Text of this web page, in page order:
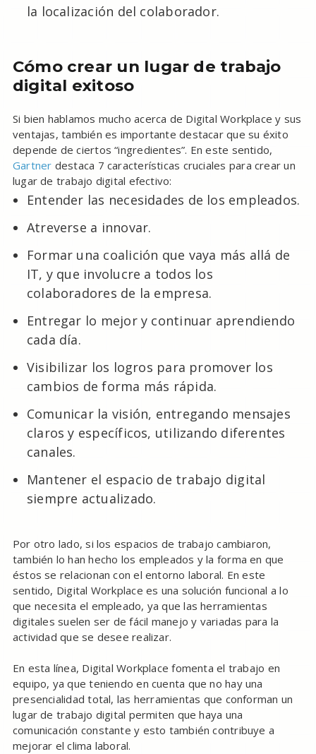
la localización del colaborador.
Cómo crear un lugar de trabajo
digital exitoso
Si bien hablamos mucho acerca de Digital Workplace y sus
ventajas, también es importante destacar que su éxito
depende de ciertos “ingredientes”. En este sentido,
Gartner destaca 7 características cruciales para crear un
lugar de trabajo digital efectivo:
Entender las necesidades de los empleados.
Atreverse a innovar.
Formar una coalición que vaya más allá de
IT, y que involucre a todos los
colaboradores de la empresa.
Entregar lo mejor y continuar aprendiendo
cada día.
Visibilizar los logros para promover los
cambios de forma más rápida.
Comunicar la visión, entregando mensajes
claros y específicos, utilizando diferentes
canales.
Mantener el espacio de trabajo digital
siempre actualizado.
Por otro lado, si los espacios de trabajo cambiaron,
también lo han hecho los empleados y la forma en que
éstos se relacionan con el entorno laboral. En este
sentido, Digital Workplace es una solución funcional a lo
que necesita el empleado, ya que las herramientas
digitales suelen ser de fácil manejo y variadas para la
actividad que se desee realizar.
En esta línea, Digital Workplace fomenta el trabajo en
equipo, ya que teniendo en cuenta que no hay una
presencialidad total, las herramientas que conforman un
lugar de trabajo digital permiten que haya una
comunicación constante y esto también contribuye a
mejorar el clima laboral.